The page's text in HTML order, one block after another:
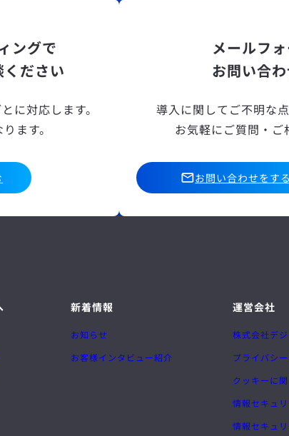
ングで
ださい
に対応します。
ます。
メールフ
お問い合
導入に関してご不明な
お気軽にご質問・ご
お問い合わせをする
新着情報
お知らせ
お客様インタビュー紹介
運営会社
株式会社デ
プライバシ
クッキーに
情報セキュ
情報セキュ